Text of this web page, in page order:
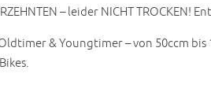
– leider NICHT
& Youngtimer – von 50ccm